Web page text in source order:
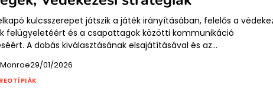
kulcsszerepet játszik a játék irányításában, felelős a
felügyeletéért és a csapattagok közötti kommunikáció
A dobás kiválasztásának elsajátításával és az…
29/01/2026